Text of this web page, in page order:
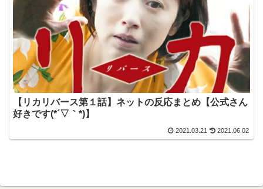
【リカリバース第１話】ネットの反応まとめ【公式さん
好きです(*´▽｀*)】
2021.03.21 2021.06.02